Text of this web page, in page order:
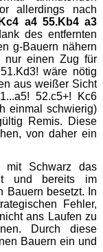
allerdings nach
a4 55.Kb4 a3
des entfernten
g-Bauern nähern
nur einen Zug für
wäre nötig
aus weißer Sicht
52.c5+! Kc6
einmal schwierig)
Remis. Diese
von daher ein
Schwarz das
und bereits im
Bauern besetzt. In
Fehler,
ans Laufen zu
Durch diese
Bauern ein und